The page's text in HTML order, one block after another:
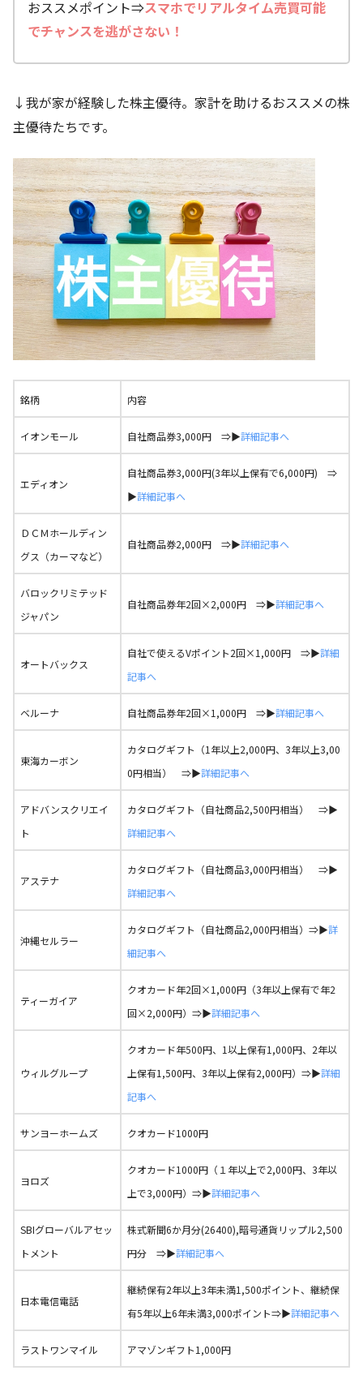
おススメポイント⇒スマホでリアルタイム売買可能
でチャンスを逃がさない！
↓我が家が経験した株主優待。家計を助けるおススメの株
主優待たちです。
銘柄 内容
イオンモール 自社商品券3,000円 ⇒▶詳細記事へ
エディオン
自社商品券3,000円(3年以上保有で6,000円) ⇒
▶詳細記事へ
ＤＣＭホールディン
グス（カーマなど）
自社商品券2,000円 ⇒▶詳細記事へ
バロックリミテッド
ジャパン
自社商品券年2回×2,000円 ⇒▶詳細記事へ
オートバックス
自社で使えるVポイント2回×1,000円 ⇒▶詳細
記事へ
ベルーナ 自社商品券年2回×1,000円 ⇒▶詳細記事へ
東海カーボン
カタログギフト（1年以上2,000円、3年以上3,00
0円相当） ⇒▶詳細記事へ
アドバンスクリエイ
ト
カタログギフト（自社商品2,500円相当） ⇒▶
詳細記事へ
アステナ
カタログギフト（自社商品3,000円相当） ⇒▶
詳細記事へ
沖縄セルラー
カタログギフト（自社商品2,000円相当）⇒▶詳
細記事へ
ティーガイア
クオカード年2回×1,000円（3年以上保有で年2
回×2,000円）⇒▶詳細記事へ
ウィルグループ
クオカード年500円、1以上保有1,000円、2年以
上保有1,500円、3年以上保有2,000円）⇒▶詳細
記事へ
サンヨーホームズ クオカード1000円
ヨロズ
クオカード1000円（１年以上で2,000円、3年以
上で3,000円）⇒▶詳細記事へ
SBIグローバルアセッ
トメント
株式新聞6か月分(26400),暗号通貨リップル2,500
円分 ⇒▶詳細記事へ
日本電信電話
継続保有2年以上3年未満1,500ポイント、継続保
有5年以上6年未満3,000ポイント⇒▶詳細記事へ
ラストワンマイル アマゾンギフト1,000円